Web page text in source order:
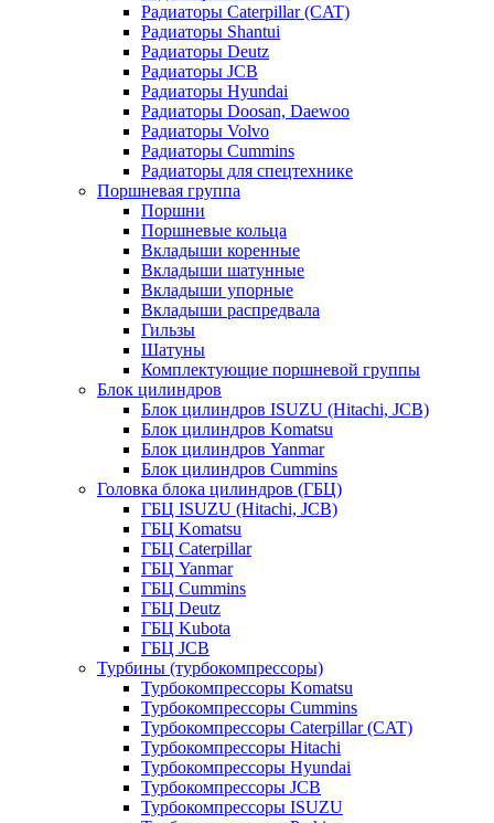
Радиаторы Caterpillar (CAT)
Радиаторы Shantui
Радиаторы Deutz
Радиаторы JCB
Радиаторы Hyundai
Радиаторы Doosan, Daewoo
Радиаторы Volvo
Радиаторы Cummins
Радиаторы для спецтехнике
Поршневая группа
Поршни
Поршневые кольца
Вкладыши коренные
Вкладыши шатунные
Вкладыши упорные
Вкладыши распредвала
Гильзы
Шатуны
Комплектующие поршневой группы
Блок цилиндров
Блок цилиндров ISUZU (Hitachi, JCB)
Блок цилиндров Komatsu
Блок цилиндров Yanmar
Блок цилиндров Cummins
Головка блока цилиндров (ГБЦ)
ГБЦ ISUZU (Hitachi, JCB)
ГБЦ Komatsu
ГБЦ Caterpillar
ГБЦ Yanmar
ГБЦ Cummins
ГБЦ Deutz
ГБЦ Kubota
ГБЦ JCB
Турбины (турбокомпрессоры)
Турбокомпрессоры Komatsu
Турбокомпрессоры Cummins
Турбокомпрессоры Caterpillar (CAT)
Турбокомпрессоры Hitachi
Турбокомпрессоры Hyundai
Турбокомпрессоры JCB
Турбокомпрессоры ISUZU